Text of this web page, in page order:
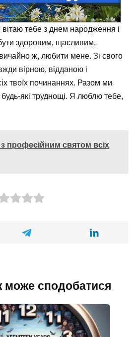
тебе з днем народження і
здоровим, щасливим,
ж, любити мене. Зі свого
вірною, відданою і
твоїх починаннях. Разом ми
які труднощі. Я люблю тебе,
з професійним святом всіх
може сподобатися